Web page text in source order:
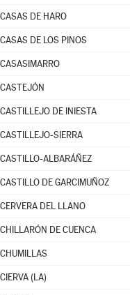
CASAS DE HARO
CASAS DE LOS PINOS
CASASIMARRO
CASTEJÓN
CASTILLEJO DE INIESTA
CASTILLEJO-SIERRA
CASTILLO-ALBARÁÑEZ
CASTILLO DE GARCIMUÑOZ
CERVERA DEL LLANO
CHILLARÓN DE CUENCA
CHUMILLAS
CIERVA (LA)